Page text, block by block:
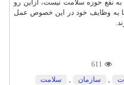
نفع حوزه سلامت نیست، ازاین رو
ها به وظایف خود در این خصوص عمل
611
سازمان سلامت